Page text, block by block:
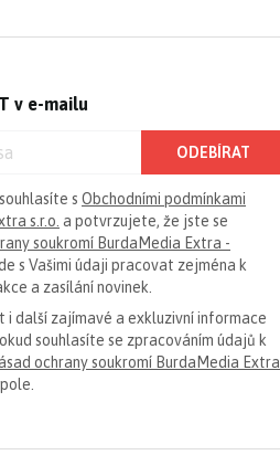
v e-mailu
ODEBÍRAT
s Obchodními podmínkami
s.r.o. a potvrzujete, že jste se
soukromí BurdaMedia Extra -
s Vašimi údaji pracovat zejména k
a zasílání novinek.
i další zajímavé a exkluzivní informace
souhlasíte se zpracováním údajů k
ochrany soukromí BurdaMedia Extra